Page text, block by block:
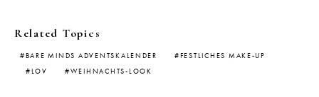
Related Topics
BARE MINDS ADVENTSKALENDER
FESTLICHES MAKE-UP
LOV
WEIHNACHTS-LOOK